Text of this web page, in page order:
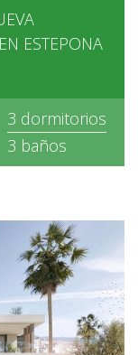
ESTEPONA
3 dormitorios
3 baños